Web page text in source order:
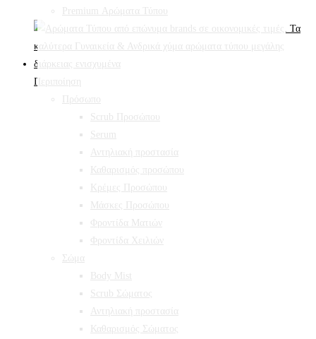
Premium Αρώματα Τύπου
Περιποίηση
Πρόσωπο
Scrub Προσώπου
Serum
Αντηλιακή προστασία
Καθαρισμός προσώπου
Κρέμες Προσώπου
Μάσκες Προσώπου
Φροντίδα Ματιών
Φροντίδα Χειλιών
Σώμα
Body Mist
Scrub Σώματος
Αντηλιακή προστασία
Καθαρισμός Σώματος